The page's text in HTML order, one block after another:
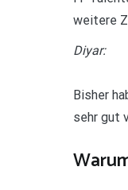
weitere
Diyar:
Bisher
sehr gut